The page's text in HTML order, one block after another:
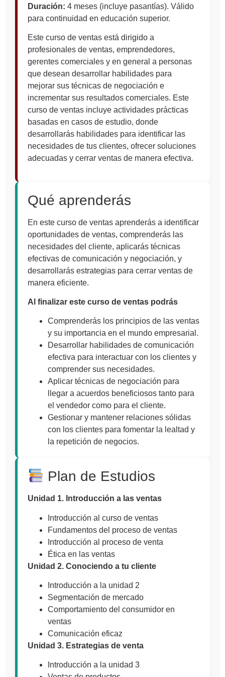
Duración: 4 meses (incluye pasantías). Válido
para continuidad en educación superior.
Este curso de ventas está dirigido a
profesionales de ventas, emprendedores,
gerentes comerciales y en general a personas
que desean desarrollar habilidades para
mejorar sus técnicas de negociación e
incrementar sus resultados comerciales. Este
curso de ventas incluye actividades prácticas
basadas en casos de estudio, donde
desarrollarás habilidades para identificar las
necesidades de tus clientes, ofrecer soluciones
adecuadas y cerrar ventas de manera efectiva.
Qué aprenderás
En este curso de ventas aprenderás a identificar
oportunidades de ventas, comprenderás las
necesidades del cliente, aplicarás técnicas
efectivas de comunicación y negociación, y
desarrollarás estrategias para cerrar ventas de
manera eficiente.
Al finalizar este curso de ventas podrás
Comprenderás los principios de las ventas
y su importancia en el mundo empresarial.
Desarrollar habilidades de comunicación
efectiva para interactuar con los clientes y
comprender sus necesidades.
Aplicar técnicas de negociación para
llegar a acuerdos beneficiosos tanto para
el vendedor como para el cliente.
Gestionar y mantener relaciones sólidas
con los clientes para fomentar la lealtad y
la repetición de negocios.
Plan de Estudios
Unidad 1. Introducción a las ventas
Introducción al curso de ventas
Fundamentos del proceso de ventas
Introducción al proceso de venta
Ética en las ventas
Unidad 2. Conociendo a tu cliente
Introducción a la unidad 2
Segmentación de mercado
Comportamiento del consumidor en
ventas
Comunicación eficaz
Unidad 3. Estrategias de venta
Introducción a la unidad 3